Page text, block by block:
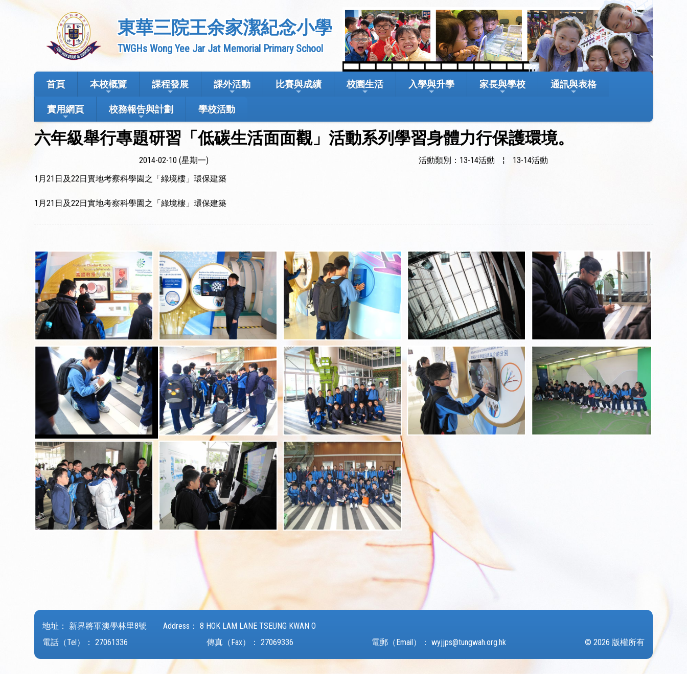
東華三院王余家潔紀念小學
TWGHs Wong Yee Jar Jat Memorial Primary School
首頁 本校概覽 課程發展 課外活動 比賽與成績 校園生活 入學與升學 家長與學校 通訊與表格
實用網頁 校務報告與計劃 學校活動
六年級舉行專題研習「低碳生活面面觀」活動系列學習身體力行保護環境。
2014-02-10 (星期一) 活動類別：13-14活動 ¦
13-14活動
1月21日及22日實地考察科學園之「綠境樓」環保建築
1月21日及22日實地考察科學園之「綠境樓」環保建築
地址： 新界將軍澳學林里8號 Address： 8 HOK LAM LANE TSEUNG KWAN O
電話（Tel）： 27061336 傳真（Fax）： 27069336 電郵（Email）： wyjjps@tungwah.org.hk © 2026 版權所有